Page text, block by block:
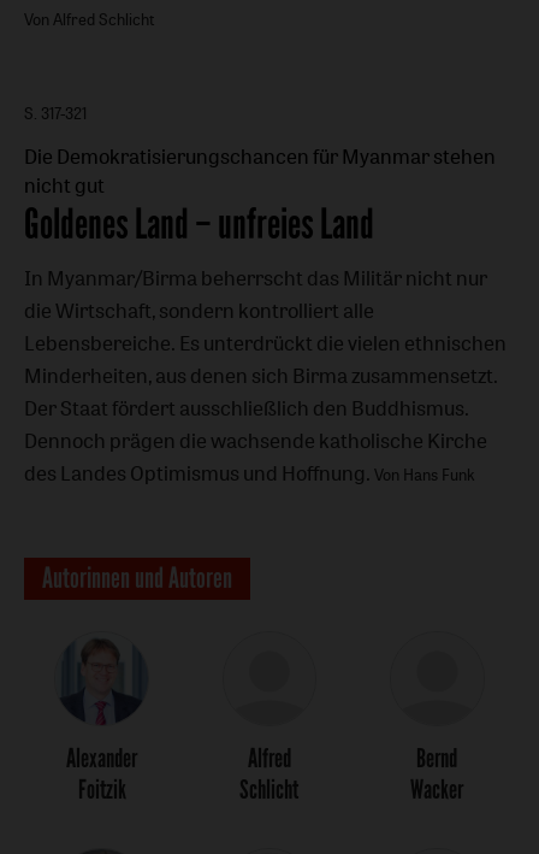
Von Alfred Schlicht
S. 317-321
Die Demokratisierungschancen für Myanmar stehen
nicht gut
:
Goldenes Land – unfreies Land
In Myanmar/Birma beherrscht das Militär nicht nur
die Wirtschaft, sondern kontrolliert alle
Lebensbereiche. Es unterdrückt die vielen ethnischen
Minderheiten, aus denen sich Birma zusammensetzt.
Der Staat fördert ausschließlich den Buddhismus.
Dennoch prägen die wachsende katholische Kirche
des Landes Optimismus und Hoffnung. Von Hans Funk
Autorinnen und Autoren
Alexander
Foitzik
Alfred
Schlicht
Bernd
Wacker